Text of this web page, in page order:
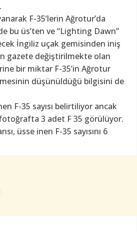
F-35’lerin Ağrotur’da
bu üs’ten ve “Lighting Dawn”
İngiliz uçak gemisinden iniş
gazete değiştirilmekte olan
bir miktar F-35’in Ağrotur
düşünüldüğü bilgisini de
F-35 sayısı belirtiliyor ancak
3 adet F 35 görülüyor.
üsse inen F-35 sayısını 6